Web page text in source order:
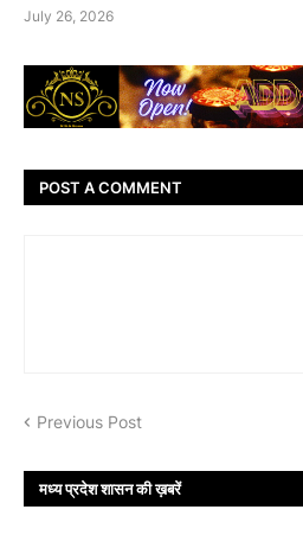
July 26, 2026
POST A COMMENT
Previous Post
मध्य प्रदेश शासन की ख़बरें